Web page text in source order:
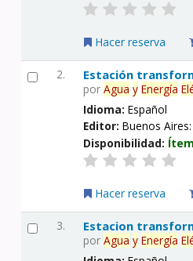
Hacer reserva
2. Estación
porAgua y Energía
Idioma:Español
Editor:Buenos
Disponibilidad:
Hacer reserva
3. Estacion
porAgua y Energía